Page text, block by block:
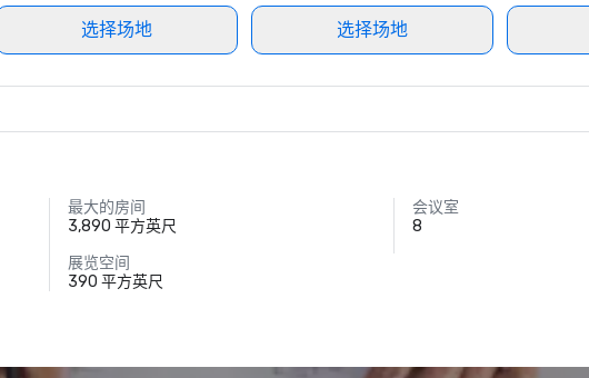
选择场地 选择场地
最大的房间
3,890 平方英尺
会议室
8
展览空间
390 平方英尺